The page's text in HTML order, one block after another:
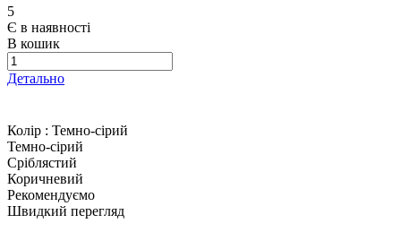
5
Є в наявності
В кошик
Детально
Колір : Темно-сірий
Темно-сірий
Сріблястий
Коричневий
Рекомендуємо
Швидкий перегляд